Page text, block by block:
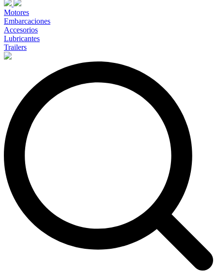
Motores
Embarcaciones
Accesorios
Lubricantes
Trailers